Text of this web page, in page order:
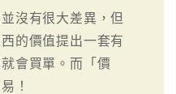
沒有很大差異，但
的價值提出一套有
會買單。而「價
！